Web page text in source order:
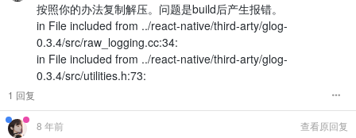
按照你的办法复制解压。问题是build后产生报错。
in File included from ../react-native/third-arty/glog-
0.3.4/src/raw_logging.cc:34:
in File included from ../react-native/third-arty/glog-
0.3.4/src/utilities.h:73:
1 回复
8 年前 查看原回复